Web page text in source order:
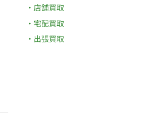
店舗買取
宅配買取
出張買取